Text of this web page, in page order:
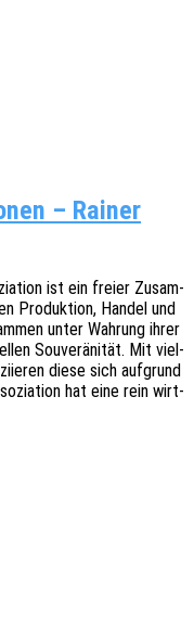
– Rainer
ist ein freier Zusam­
Produk­ti­on, Handel und
unter Wahrung ihrer
Souve­rä­ni­tät. Mit viel­
diese sich aufgrund
hat eine rein wirt­